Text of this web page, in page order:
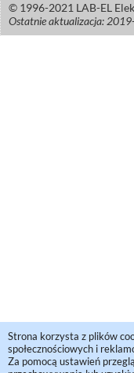
Strona korzysta z plików
społecznościowych i
Za pomocą ustawień
© 1996-2021 LAB-EL
Ostatnie aktualizacja: